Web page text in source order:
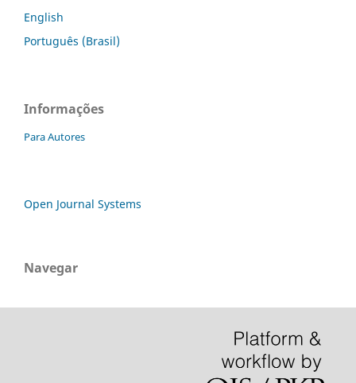
English
Português (Brasil)
Informações
Para Autores
Open Journal Systems
Navegar